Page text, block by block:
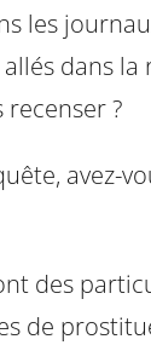
les
dans la
recenser ?
avez-
des
de